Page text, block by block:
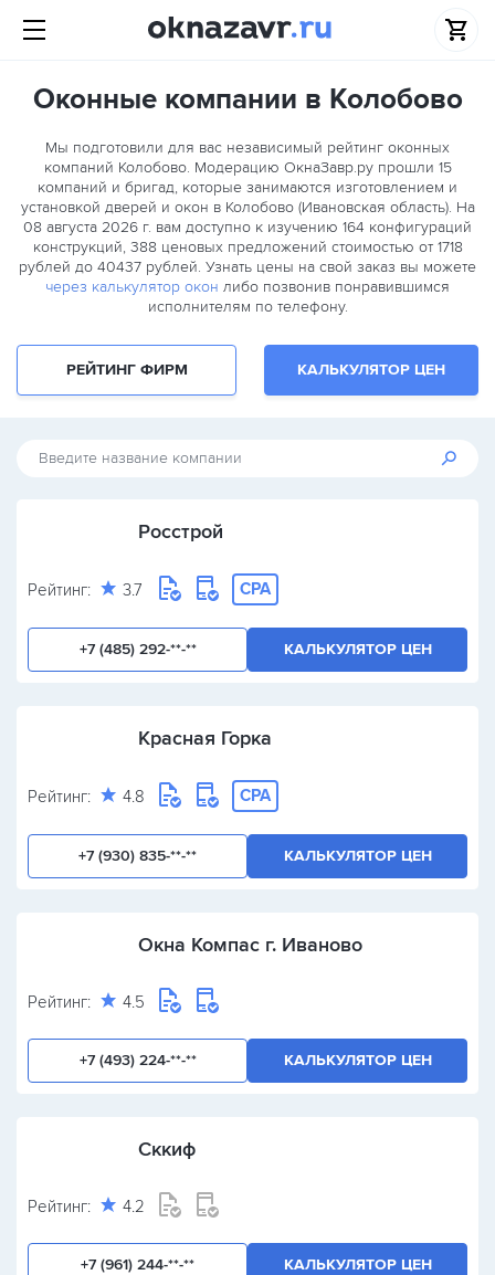
Оконные компании в Колобово
Мы подготовили для вас независимый рейтинг оконных
компаний Колобово. Модерацию ОкнаЗавр.ру прошли 15
компаний и бригад, которые занимаются изготовлением и
установкой дверей и окон в Колобово (Ивановская область). На
08 августа 2026 г. вам доступно к изучению 164 конфигураций
конструкций, 388 ценовых предложений стоимостью от 1718
рублей до 40437 рублей. Узнать цены на свой заказ вы можете
через калькулятор окон либо позвонив понравившимся
исполнителям по телефону.
РЕЙТИНГ ФИРМ КАЛЬКУЛЯТОР ЦЕН
Росстрой
Рейтинг: 3.7 CPA
+7 (485) 292-**-** КАЛЬКУЛЯТОР ЦЕН
Красная Горка
Рейтинг: 4.8 CPA
+7 (930) 835-**-** КАЛЬКУЛЯТОР ЦЕН
Окна Компас г. Иваново
Рейтинг: 4.5
+7 (493) 224-**-** КАЛЬКУЛЯТОР ЦЕН
Сккиф
Рейтинг: 4.2
+7 (961) 244-**-** КАЛЬКУЛЯТОР ЦЕН